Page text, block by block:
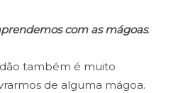
com as mágoas.
também é muito
de alguma mágoa.